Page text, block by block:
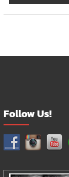
Follow Us!